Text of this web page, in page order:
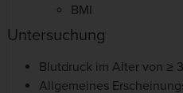
BMI
Untersuchung
Blutdruck im Alter von ≥
Allgemeines